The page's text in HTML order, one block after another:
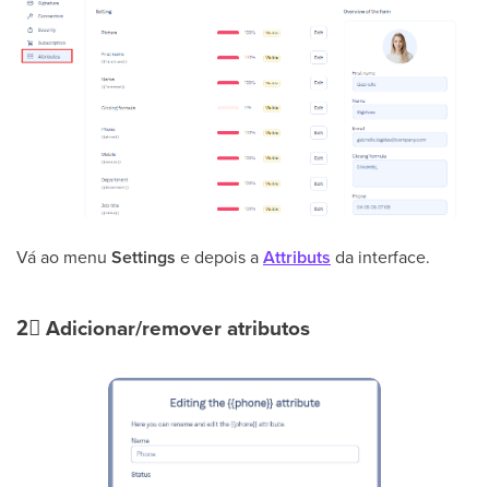
Vá ao menu Settings e depois aAttributs da interface.
2⃣ Adicionar/remover atributos